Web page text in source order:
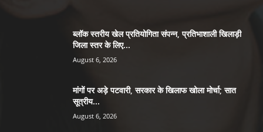
ब्लॉक स्तरीय खेल प्रतियोगिता संपन्न, प्रतिभाशाली खिलाड़ी
जिला स्तर के लिए...
August 6, 2026
मांगों पर अड़े पटवारी, सरकार के खिलाफ खोला मोर्चा; सात
सूत्रीय...
August 6, 2026